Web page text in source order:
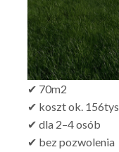
✔ 70m2
✔ koszt ok. 156tys
✔ dla 2–4 osób
✔ bez pozwolenia